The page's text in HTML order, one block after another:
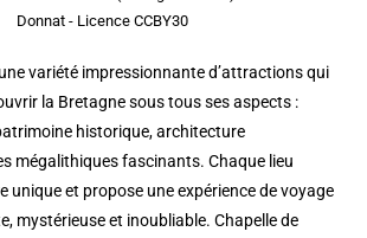
Donnat - Licence CCBY30
variété impressionnante d’attractions qui
la Bretagne sous tous ses aspects :
historique, architecture
mégalithiques fascinants. Chaque lieu
unique et propose une expérience de voyage
mystérieuse et inoubliable. Chapelle de